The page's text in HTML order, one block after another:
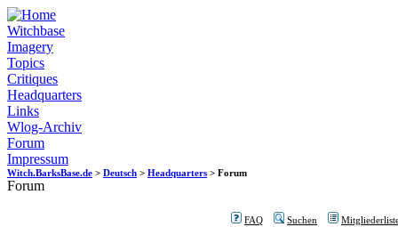
Witchbase
Imagery
Topics
Critiques
Headquarters
Links
Wlog-Archiv
Forum
Impressum
Witch.BarksBase.de > Deutsch > Headquarters > Forum
Forum
FAQ Suchen